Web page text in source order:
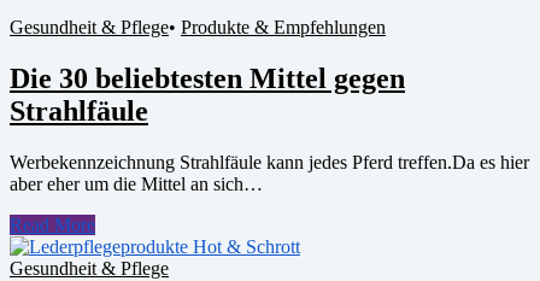
Gesundheit & Pflege• Produkte & Empfehlungen
Die 30 beliebtesten Mittel gegen
Strahlfäule
Werbekennzeichnung Strahlfäule kann jedes Pferd treffen.Da es hier
aber eher um die Mittel an sich…
Read More
Gesundheit & Pflege